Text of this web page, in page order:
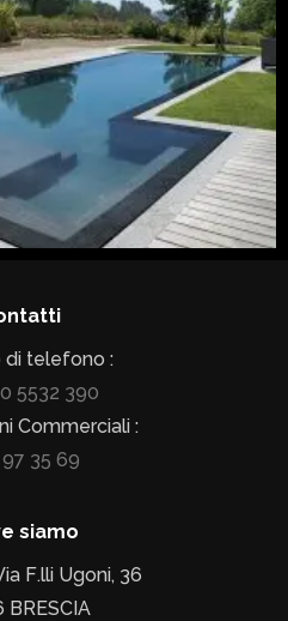
di telefono :
5532 390
Commerciali :
35 69
siamo
F.lli Ugoni, 36
BRESCIA